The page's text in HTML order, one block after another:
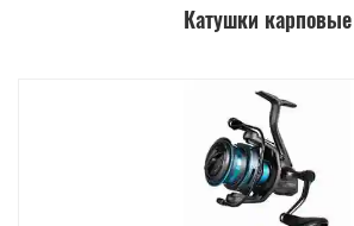
Катушки карповые